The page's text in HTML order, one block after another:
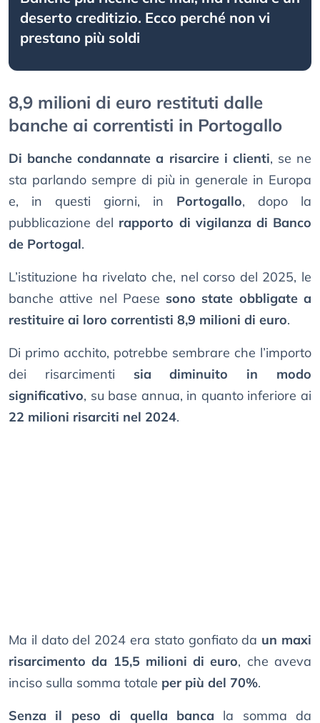
deserto creditizio. Ecco perché non vi
prestano più soldi
8,9 milioni di euro restituti dalle
banche ai correntisti in Portogallo
Di banche condannate a risarcire i clienti, se ne
sta parlando sempre di più in generale in Europa
e, in questi giorni, in Portogallo, dopo la
pubblicazione del rapporto di vigilanza di Banco
de Portogal.
L’istituzione ha rivelato che, nel corso del 2025, le
banche attive nel Paese sono state obbligate a
restituire ai loro correntisti 8,9 milioni di euro.
Di primo acchito, potrebbe sembrare che l’importo
dei risarcimenti sia diminuito in modo
significativo, su base annua, in quanto inferiore ai
22 milioni risarciti nel 2024.
Ma il dato del 2024 era stato gonfiato da un maxi
risarcimento da 15,5 milioni di euro, che aveva
inciso sulla somma totale per più del 70%.
Senza il peso di quella banca la somma da